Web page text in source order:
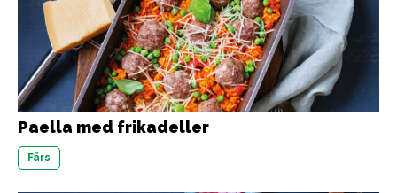
Paella med frikadeller
Färs